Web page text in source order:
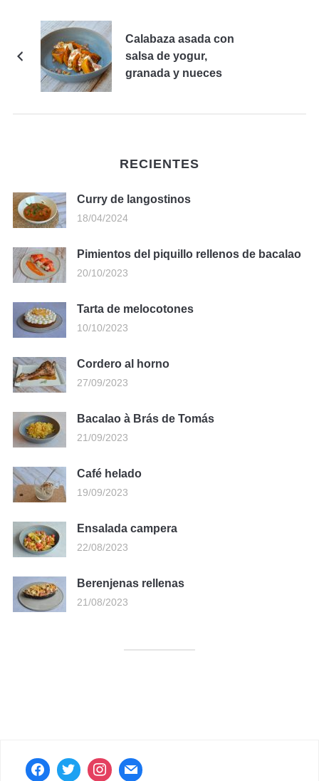
Calabaza asada con
salsa de yogur,
granada y nueces
RECIENTES
Curry de langostinos
18/04/2024
Pimientos del piquillo rellenos de bacalao
20/10/2023
Tarta de melocotones
10/10/2023
Cordero al horno
27/09/2023
Bacalao à Brás de Tomás
21/09/2023
Café helado
19/09/2023
Ensalada campera
22/08/2023
Berenjenas rellenas
21/08/2023